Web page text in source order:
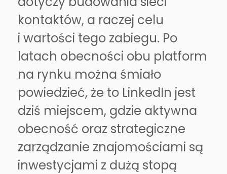
kontaktów, a raczej celu
i wartości tego zabiegu. Po
latach obecności obu platform
na rynku można śmiało
powiedzieć, że to LinkedIn jest
dziś miejscem, gdzie aktywna
obecność oraz strategiczne
zarządzanie znajomościami są
inwestycjami z dużą stopą